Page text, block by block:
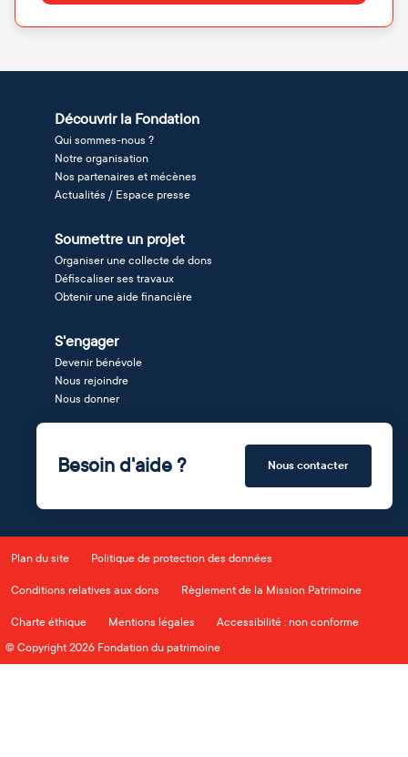
Découvrir la Fondation
Qui sommes-nous ?
Notre organisation
Nos partenaires et mécènes
Actualités / Espace presse
Soumettre un projet
Organiser une collecte de dons
Défiscaliser ses travaux
Obtenir une aide financière
S'engager
Devenir bénévole
Nous rejoindre
Nous donner
Besoin d'aide ? Nous contacter
Plan du site Politique de protection des données
Conditions relatives aux dons Règlement de la Mission Patrimoine
Charte éthique Mentions légales
Accessibilité : non conforme
© Copyright 2026 Fondation du patrimoine